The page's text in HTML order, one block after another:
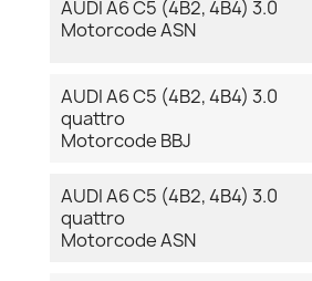
AUDI A6 C5 (4B2, 4B4) 3.0
Motorcode ASN
AUDI A6 C5 (4B2, 4B4) 3.0
quattro
Motorcode BBJ
AUDI A6 C5 (4B2, 4B4) 3.0
quattro
Motorcode ASN